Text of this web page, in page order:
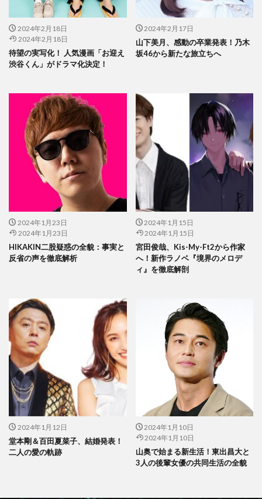
2024年2月18日
2024年2月18日
待望の実写化！ 人気漫画「お迎え
渋谷くん」がドラマ化決定！
2024年2月17日
山下美月、感動の卒業発表！乃木
坂46から新たな旅立ちへ
2024年1月23日
2024年1月23日
HIKAKIN二股疑惑の全貌：事実と
反省の声を徹底解析
2024年1月15日
2024年1月15日
宮田俊哉、Kis-My-Ft2から作家
へ！新作ラノベ『境界のメロデ
ィ』を徹底解剖
2024年1月12日
堂本剛＆百田夏菜子、結婚発表！
二人の愛の軌跡
2024年1月10日
2024年1月10日
山奥で始まる新生活！東出昌大と
3人の後輩女優の共同生活の全貌